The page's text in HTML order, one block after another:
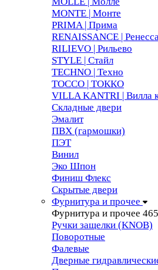
MONTE | Монте
PRIMA | Прима
RENAISSANCE |
RILIEVO | Рильево
STYLE | Стайл
TECHNO | Техно
TOCCO | ТОККО
VILLA KANTRI | Вилла
Складные двери
Эмалит
ПВХ (гармошки)
ПЭТ
Винил
Эко Шпон
Финиш Флекс
Скрытые двери
Фурнитура и прочее
Фурнитура и прочее
Ручки защелки (KNOB)
Поворотные
Фалевые
Дверные